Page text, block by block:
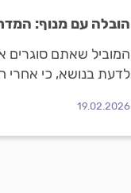
הובלה עם מנוף:
המוביל שאתם סוגרים
לדעת בנושא, כי
19.02.2026